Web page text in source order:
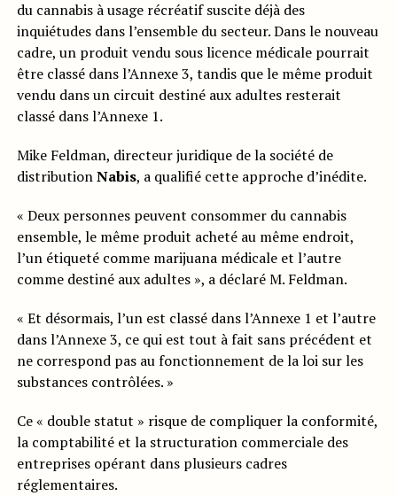
du cannabis à usage récréatif suscite déjà des
inquiétudes dans l’ensemble du secteur. Dans le nouveau
cadre, un produit vendu sous licence médicale pourrait
être classé dans l’Annexe 3, tandis que le même produit
vendu dans un circuit destiné aux adultes resterait
classé dans l’Annexe 1.
Mike Feldman, directeur juridique de la société de
distributionNabis, a qualifié cette approche d’inédite.
« Deux personnes peuvent consommer du cannabis
ensemble, le même produit acheté au même endroit,
l’un étiqueté comme marijuana médicale et l’autre
comme destiné aux adultes », a déclaré M. Feldman.
« Et désormais, l’un est classé dans l’Annexe 1 et l’autre
dans l’Annexe 3, ce qui est tout à fait sans précédent et
ne correspond pas au fonctionnement de la loi sur les
substances contrôlées. »
Ce « double statut » risque de compliquer la conformité,
la comptabilité et la structuration commerciale des
entreprises opérant dans plusieurs cadres
réglementaires.